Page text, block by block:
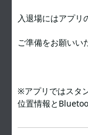
入退場にはアプリ
ご準備をお願いい
※アプリではスタ
位置情報と